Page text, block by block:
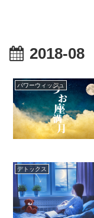
2018-08
パワーウィッシュ
デトックス